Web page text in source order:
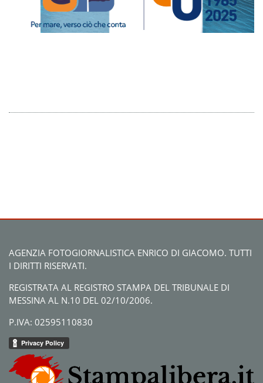
AGENZIA FOTOGIORNALISTICA ENRICO DI GIACOMO. TUTTI
I DIRITTI RISERVATI.
REGISTRATA AL REGISTRO STAMPA DEL TRIBUNALE DI
MESSINA AL N.10 DEL 02/10/2006.
P.IVA: 02595110830